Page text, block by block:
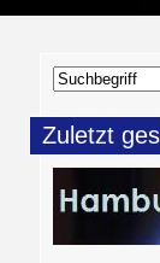
Zuletzt